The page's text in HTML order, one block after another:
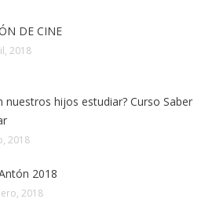
DE CINE
2018
nuestros hijos estudiar? Curso Saber
2018
2018
2018